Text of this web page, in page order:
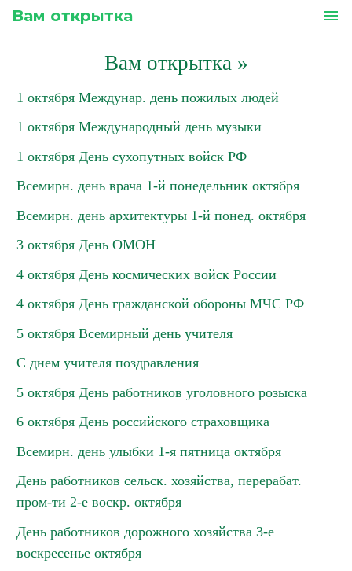
Вам открытка menu
Вам открытка»
1 октября Междунар. день пожилых людей
1 октября Международный день музыки
1 октября День сухопутных войск РФ
Всемирн. день врача 1-й понедельник октября
Всемирн. день архитектуры 1-й понед. октября
3 октября День ОМОН
4 октября День космических войск России
4 октября День гражданской обороны МЧС РФ
5 октября Всемирный день учителя
С днем учителя поздравления
5 октября День работников уголовного розыска
6 октября День российского страховщика
Всемирн. день улыбки 1-я пятница октября
День работников сельск. хозяйства, перерабат.
пром-ти 2-е воскр. октября
День работников дорожного хозяйства 3-е
воскресенье октября